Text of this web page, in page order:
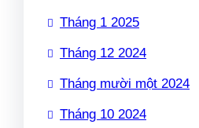
Tháng 1 2025
Tháng 12 2024
Tháng mười một 2024
Tháng 10 2024